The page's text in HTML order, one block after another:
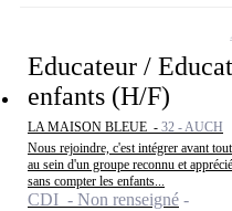
Educateur /
enfants (H/F)
LA MAISON BLEUE - 32 - AUCH
Nous rejoindre, c'est intégrer avant
au sein d'un groupe reconnu et
sans compter les enfants...
CDI - Non renseigné